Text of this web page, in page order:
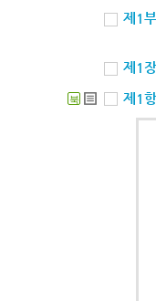
규정
제1
제1
북 제1항